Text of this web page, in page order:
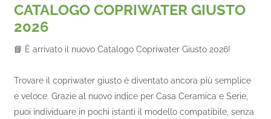
CATALOGO COPRIWATER GIUSTO
2026
📘 È arrivato il nuovo Catalogo Copriwater Giusto 2026!
Trovare il copriwater giusto è diventato ancora più semplice
e veloce. Grazie al nuovo indice per Casa Ceramica e Serie,
puoi individuare in pochi istanti il modello compatibile, senza